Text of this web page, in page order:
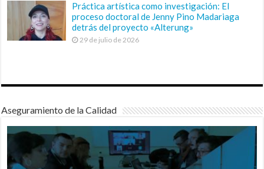
Práctica artística como investigación: El
proceso doctoral de Jenny Pino Madariaga
detrás del proyecto «Alterung»
29 de julio de 2026
Aseguramiento de la Calidad